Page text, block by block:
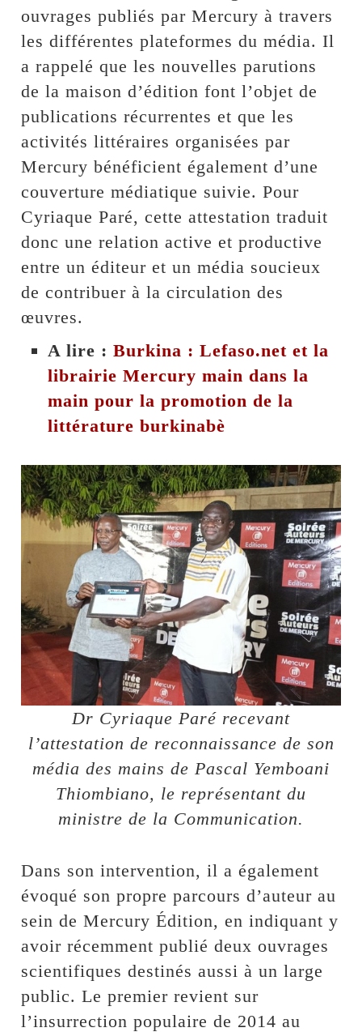
ouvrages publiés par Mercury à travers
les différentes plateformes du média. Il
a rappelé que les nouvelles parutions
de la maison d’édition font l’objet de
publications récurrentes et que les
activités littéraires organisées par
Mercury bénéficient également d’une
couverture médiatique suivie. Pour
Cyriaque Paré, cette attestation traduit
donc une relation active et productive
entre un éditeur et un média soucieux
de contribuer à la circulation des
œuvres.
A lire :Burkina : Lefaso.net et la
librairie Mercury main dans la
main pour la promotion de la
littérature burkinabè
Dr Cyriaque Paré recevant
l’attestation de reconnaissance de son
média des mains de Pascal Yemboani
Thiombiano, le représentant du
ministre de la Communication.
Dans son intervention, il a également
évoqué son propre parcours d’auteur au
sein de Mercury Édition, en indiquant y
avoir récemment publié deux ouvrages
scientifiques destinés aussi à un large
public. Le premier revient sur
l’insurrection populaire de 2014 au